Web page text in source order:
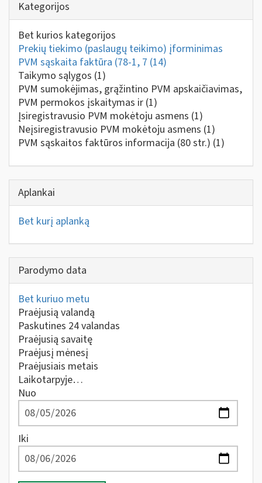
Kategorijos
Bet kurios kategorijos
Prekių tiekimo (paslaugų teikimo) įforminimas
PVM sąskaita faktūra (78-1, 7 (14)
Taikymo sąlygos (1)
PVM sumokėjimas, grąžintino PVM apskaičiavimas,
PVM permokos įskaitymas ir (1)
Įsiregistravusio PVM mokėtoju asmens (1)
Neįsiregistravusio PVM mokėtoju asmens (1)
PVM sąskaitos faktūros informacija (80 str.) (1)
Aplankai
Bet kurį aplanką
Parodymo data
Bet kuriuo metu
Praėjusią valandą
Paskutines 24 valandas
Praėjusią savaitę
Praėjusį mėnesį
Praėjusiais metais
Laikotarpyje…
Nuo
Iki